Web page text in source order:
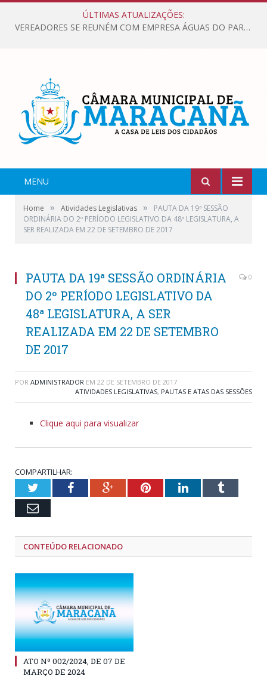
ÚLTIMAS ATUALIZAÇÕES:
VEREADORES SE REUNÉM COM EMPRESA ÁGUAS DO PARÁ, PARA APRESENTAR REIVINDICAÇÕES E MELHORIAS NA QUALIDADE DOS SERVIÇOS OFERECIDOS Á POPULAÇÃO.
MENU
Home » Atividades Legislativas »
PAUTA DA 19ª SESSÃO
ORDINÁRIA DO 2º PERÍODO LEGISLATIVO DA 48ª LEGISLATURA, A
SER REALIZADA EM 22 DE SETEMBRO DE 2017
PAUTA DA 19ª SESSÃO ORDINÁRIA
DO 2º PERÍODO LEGISLATIVO DA
48ª LEGISLATURA, A SER
REALIZADA EM 22 DE SETEMBRO
DE 2017
0
POR ADMINISTRADOR EM 22 DE SETEMBRO DE 2017
ATIVIDADES LEGISLATIVAS, PAUTAS E ATAS DAS SESSÕES
Clique aqui para visualizar
COMPARTILHAR:
TwitterFacebookGoogle+PinterestLinkedInTumblr
Email
CONTEÚDO RELACIONADO
ATO Nº 002/2024, DE 07 DE
MARÇO DE 2024